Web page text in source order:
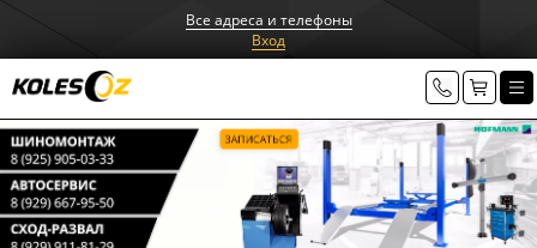
Все адреса и телефоны
Вход